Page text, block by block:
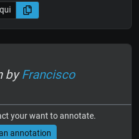
by Francisco
your want to annotate.
annotation